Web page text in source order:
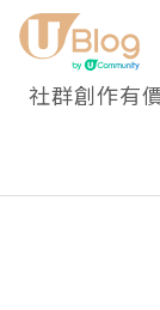
社群創作有